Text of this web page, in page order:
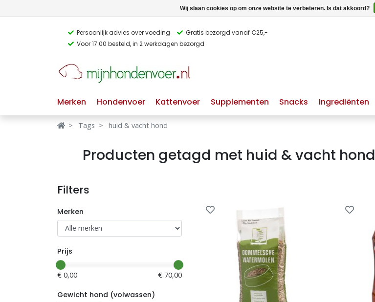
Persoonlijk advies over voeding
Gratis bezorgd vanaf €25,-
Voor 17:00 besteld, in 2 werkdagen bezorgd
Merken Hondenvoer Kattenvoer Supplementen Snacks Ingrediënten
Verbergen
Hondenvoer
Ingrediënten
Waar ben je naar op zoek?
glutenvrij hondenvoer
Tags huid & vacht hond
Producten getagd met huid & vacht hond
Filters
Merken
Prijs
€ 0,00 € 70,00
Gewicht hond (volwassen)
Wij slaan cookies op om onze website te verbeteren. Is dat akkoord?